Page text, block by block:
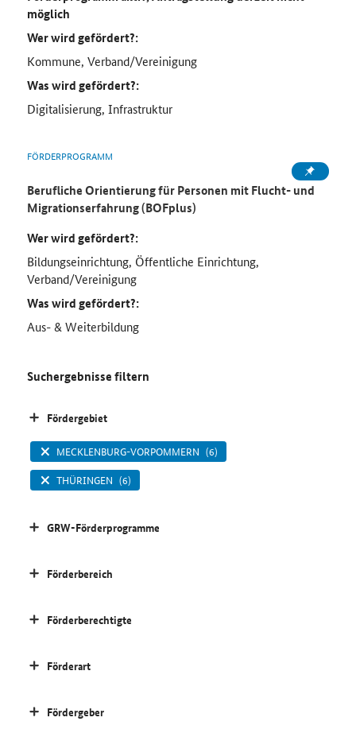
möglich
Wer wird gefördert?:
Kommune, Verband/Vereinigung
Was wird gefördert?:
Digitalisierung, Infrastruktur
FÖRDERPROGRAMM
Berufliche Orientierung für Personen mit Flucht- und
Migrationserfahrung (BOFplus)
Wer wird gefördert?:
Bildungseinrichtung, Öffentliche Einrichtung,
Verband/Vereinigung
Was wird gefördert?:
Aus- & Weiterbildung
Suchergebnisse filtern
Fördergebiet
MECKLENBURG-VORPOMMERN (6)
THÜRINGEN (6)
GRW-Förderprogramme
Förderbereich
Förderberechtigte
Förderart
Fördergeber